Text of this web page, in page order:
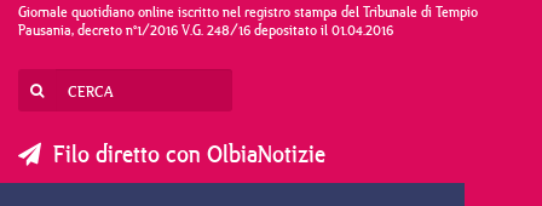
Giornale quotidiano online iscritto nel registro stampa del Tribunale di Tempio
Pausania, decreto n°1/2016 V.G. 248/16 depositato il 01.04.2016
Filo diretto con OlbiaNotizie